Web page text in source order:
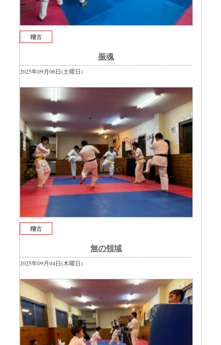
稽古
振魂
2025年09月06日(土曜日)
稽古
無の領域
2025年09月04日(木曜日)